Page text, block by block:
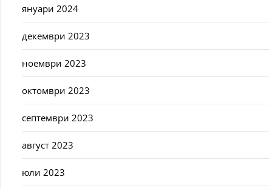
януари 2024
декември 2023
ноември 2023
октомври 2023
септември 2023
август 2023
юли 2023